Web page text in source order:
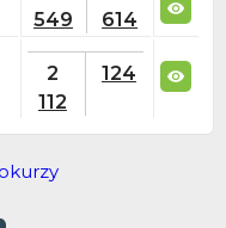
549 614
2
112
124